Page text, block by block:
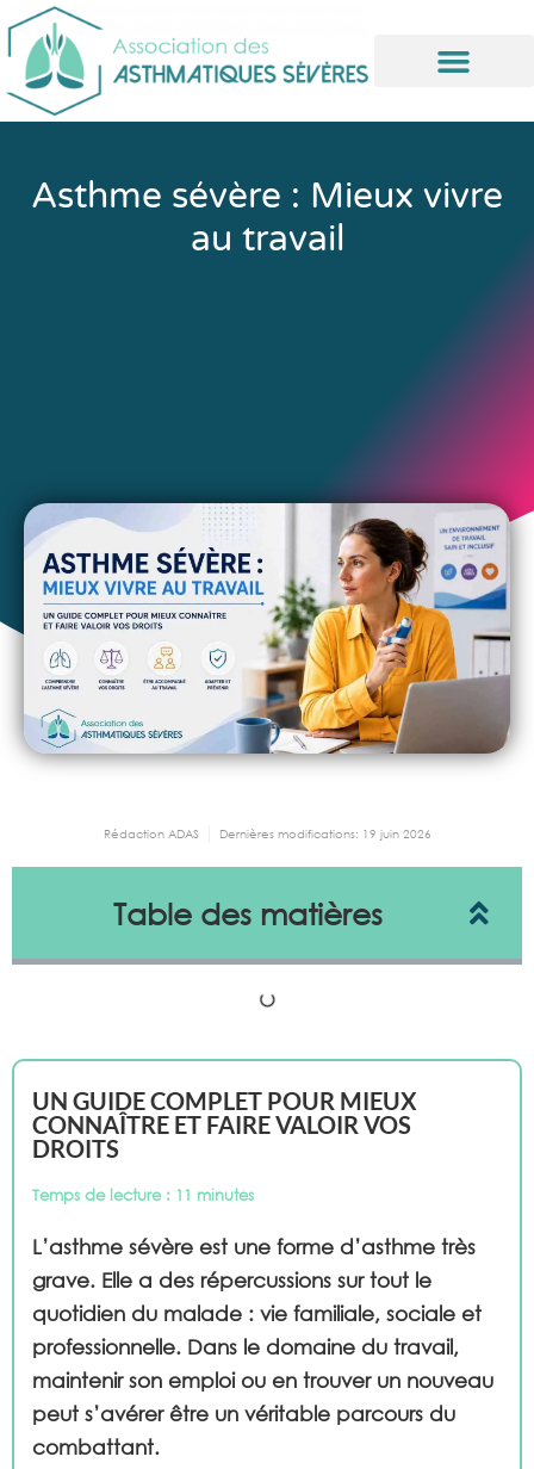
Asthme sévère : Mieux vivre
au travail
Rédaction ADAS Dernières modifications: 19 juin 2026
Table des matières
UN GUIDE COMPLET POUR MIEUX
CONNAÎTRE ET FAIRE VALOIR VOS
DROITS
Temps de lecture : 11 minutes
L’asthme sévère est une forme d’asthme très
grave. Elle a des répercussions sur tout le
quotidien du malade : vie familiale, sociale et
professionnelle. Dans le domaine du travail,
maintenir son emploi ou en trouver un nouveau
peut s’avérer être un véritable parcours du
combattant.